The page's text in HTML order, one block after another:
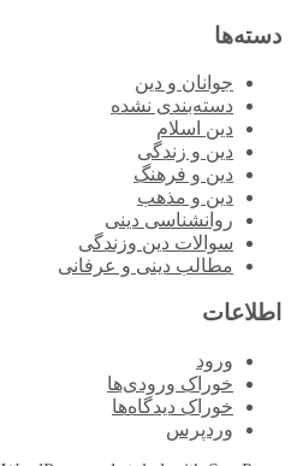
دسته‌ها
جوانان و دین
دسته‌بندی نشده
دین اسلام
دین و زندگی
دین و فرهنگ
دین و مذهب
روانشناسی دینی
سوالات دین وزندگی
مطالب دینی و عرفانی
اطلاعات
ورود
خوراک ورودی‌ها
خوراک دیدگاه‌ها
وردپرس